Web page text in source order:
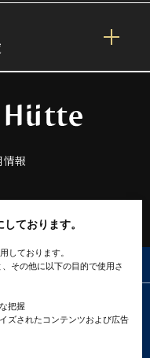
ております。
しております。
その他に以下の目的で使用さ
把握
ズされたコンテンツおよび広告
情報
ルメディアポリシー
ー